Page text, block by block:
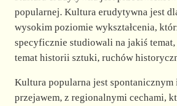
popularnej. Kultura erudytywna jest
wysokim poziomie wykształcenia,
specyficznie studiowali na jakiś temat,
temat historii sztuki, ruchów
Kultura popularna jest spontanicznym
przejawem, z regionalnymi cechami,